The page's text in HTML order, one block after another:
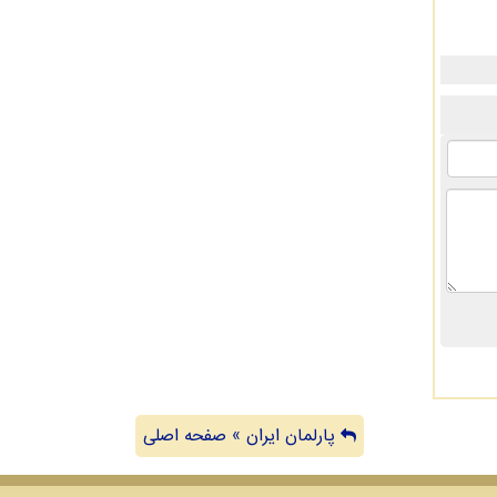
پارلمان ایران » صفحه اصلی